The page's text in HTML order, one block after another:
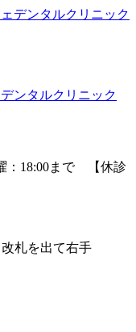
：18:00まで 【休診
札を出て右手